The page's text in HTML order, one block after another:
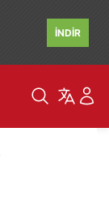
İNDİR